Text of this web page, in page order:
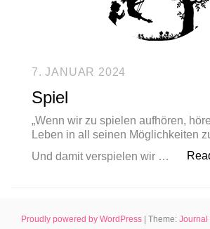
7. JANUAR 2024
Spiel
„Wenn wir zu spielen aufhören,
Leben in all seinen Möglichkeiten
Und damit verspielen wir …
Proudly powered by WordPress Theme: Journal